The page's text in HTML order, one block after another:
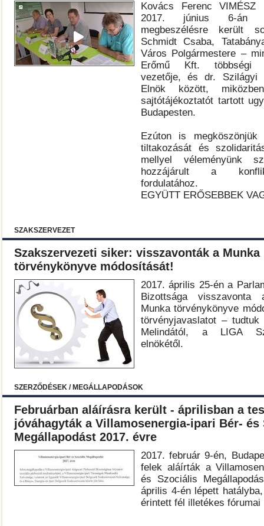
Kovács Ferenc VIMÉSZ
2017. június 6-án
megbeszélésre került
Schmidt Csaba,
Város Polgármestere –
Erőmű Kft. többségi
vezetője, és dr. Szilágyi
Elnök között,
sajtótájékoztatót tartott
Budapesten.
Ezúton is megköszönjük
tiltakozását és
mellyel véleményünk
hozzájárult a
fordulatához.
EGYÜTT ERŐSEBBEK
SZAKSZERVEZET
Szakszervezeti siker: visszavonták a Munka
törvénykönyve módosítását!
2017. április 25-én a
Bizottsága visszavonta
Munka törvénykönyve
törvényjavaslatot – tudtuk
Melindától, a LIGA
elnökétől.
SZERZŐDÉSEK / MEGÁLLAPODÁSOK
Februárban aláírásra került - áprilisban a
jóváhagyták a Villamosenergia-ipari Bér- és
Megállapodást 2017. évre
2017. február 9-én,
felek aláírták a
és Szociális
április 4-én lépett
érintett fél illetékes fórumai